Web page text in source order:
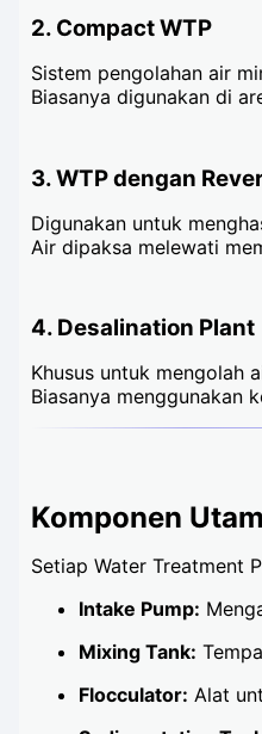
2. Compact WTP
Sistem pengolahan air
Biasanya digunakan di
3.WTP dengan
Digunakan untuk
Air dipaksa melewati
4. Desalination Plant
Khusus untuk mengolah
Biasanya menggunakan
Komponen
Setiap Water Treatment
Intake Pump:
Mixing Tank:
Flocculator: Alat